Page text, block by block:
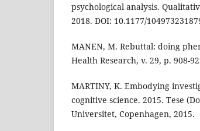
psychological analysis.
2018. DOI: 10.1177/
MANEN, M. Rebuttal: doing
Health Research, v. 29, p. 908-
MARTINY, K. Embodying
cognitive science. 2015. Tese
Universitet, Copenhagen, 2015.